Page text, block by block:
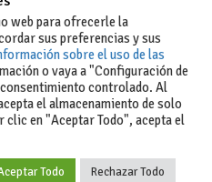
web para ofrecerle la
sus preferencias y sus
sobre el uso de las
o vaya a "Configuración de
controlado. Al
el almacenamiento de solo
en "Aceptar Todo", acepta el
Todo Rechazar Todo